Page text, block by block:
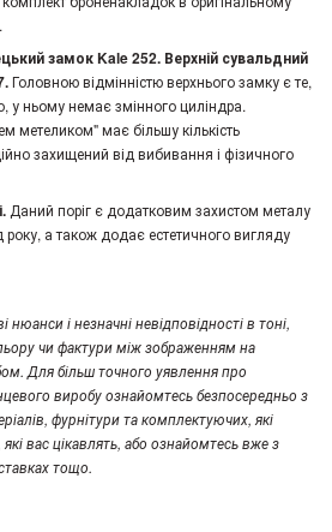
замок Kale 252. Верхній сувальдний
Головною відмінністю верхнього замку є те,
у ньому немає змінного циліндра.
метеликом" має більшу кількість
захищений від вибивання і фізичного
Даний поріг є додатковим захистом металу
року, а також додає естетичного вигляду
нюанси і незначні невідповідності в тоні,
чи фактури між зображенням на
Для більш точного уявлення про
виробу ознайомтесь безпосередньо з
фурнітури та комплектуючих, які
вас цікавлять, або ознайомтесь вже з
тощо.